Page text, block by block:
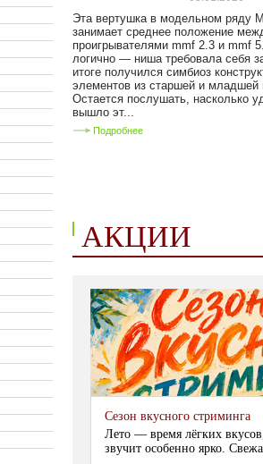
Эта вертушка в модельном ряду
занимает среднее положение
проигрывателями mmf 2.3 и mmf
логично — ниша требовала себя
итоге получился симбиоз
элементов из старшей и младшей
Остается послушать, насколько
вышло эт...
Подробнее
АКЦИИ
Сезон вкусного стриминга
Лето — время лёгких
звучит особенно ярко.